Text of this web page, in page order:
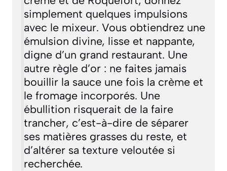
simplement quelques impulsions
avec le mixeur. Vous obtiendrez une
émulsion divine, lisse et nappante,
digne d’un grand restaurant. Une
autre règle d’or : ne faites jamais
bouillir la sauce une fois la crème et
le fromage incorporés. Une
ébullition risquerait de la faire
trancher, c’est-à-dire de séparer
ses matières grasses du reste, et
d’altérer sa texture veloutée si
recherchée.